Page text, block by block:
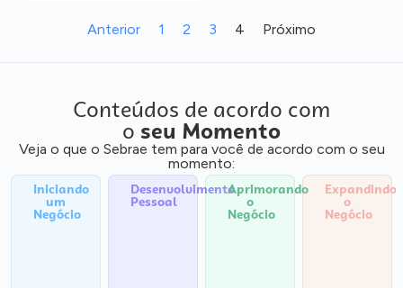
Anterior 1 2 3 4 Próximo
Conteúdos de acordo com
o seu Momento
Veja o que o Sebrae tem para você de acordo com o seu
momento:
Iniciando
um
Negócio
Desenvolvimento
Pessoal
Aprimorando
o
Negócio
Expandindo
o
Negócio